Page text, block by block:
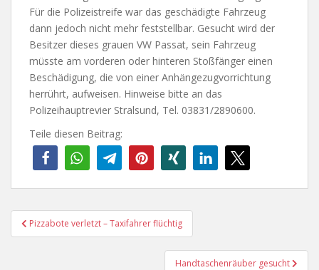
Für die Polizeistreife war das geschädigte Fahrzeug
dann jedoch nicht mehr feststellbar. Gesucht wird der
Besitzer dieses grauen VW Passat, sein Fahrzeug
müsste am vorderen oder hinteren Stoßfänger einen
Beschädigung, die von einer Anhängezugvorrichtung
herrührt, aufweisen. Hinweise bitte an das
Polizeihauptrevier Stralsund, Tel. 03831/2890600.
Teile diesen Beitrag:
Beitragsnavigation
Pizzabote verletzt – Taxifahrer flüchtig
Handtaschenräuber gesucht